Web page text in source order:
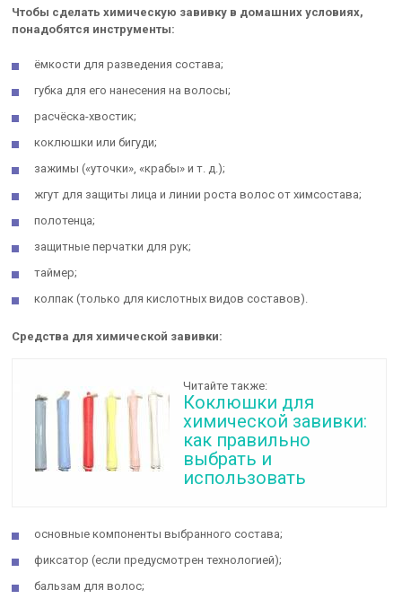
Чтобы сделать химическую завивку в домашних условиях,
понадобятся инструменты:
ёмкости для разведения состава;
губка для его нанесения на волосы;
расчёска-хвостик;
коклюшки или бигуди;
зажимы («уточки», «крабы» и т. д.);
жгут для защиты лица и линии роста волос от химсостава;
полотенца;
защитные перчатки для рук;
таймер;
колпак (только для кислотных видов составов).
Средства для химической завивки:
Читайте также:
Коклюшки для
химической завивки:
как правильно
выбрать и
использовать
основные компоненты выбранного состава;
фиксатор (если предусмотрен технологией);
бальзам для волос;